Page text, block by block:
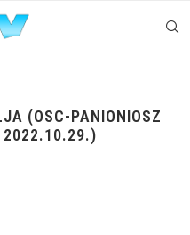
(OSC-PANIONIOSZ
2022.10.29.)